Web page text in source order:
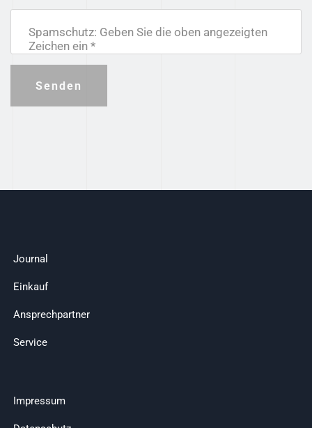
Spamschutz: Geben Sie die oben angezeigten
Zeichen ein *
Senden
Journal
Einkauf
Ansprechpartner
Service
Impressum